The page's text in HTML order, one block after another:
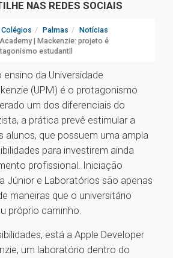
NAS REDES SOCIAIS
Colégios Palmas
Notícias
| Mackenzie: projeto é
estudantil
ensino da Universidade
(UPM) é o protagonismo
um dos diferenciais do
a prática prevê estimular a
alunos, que possuem uma ampla
para investirem ainda
profissional. Iniciação
Júnior e Laboratórios são apenas
maneiras que o universitário
próprio caminho.
está a Apple Developer
um laboratório dentro do